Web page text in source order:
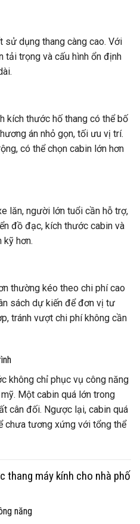
sử dụng thang càng cao. Với
tải trọng và cấu hình ổn định
kích thước hố thang có thể bố
án nhỏ gọn, tối ưu vị trí.
có thể chọn cabin lớn hơn
lăn, người lớn tuổi cần hỗ trợ,
đồ đạc, kích thước cabin và
kỹ hơn.
thường kéo theo chi phí cao
sách dự kiến để đơn vị tư
tránh vượt chi phí không cần
không chỉ phục vụ công năng
Một cabin quá lớn trong
cân đối. Ngược lại, cabin quá
chưa tương xứng với tổng thể
thang máy kính cho nhà phố
năng